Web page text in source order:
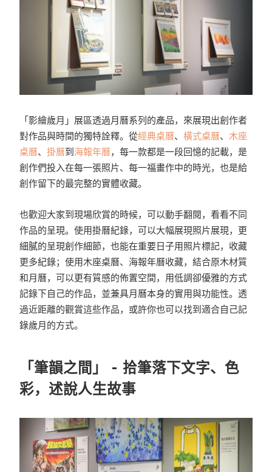
「影繪歲月」展區透過月曆系列的產品，來展現出創作者
對作品與時間的獨特詮釋。從經典桌曆、 橫式桌曆、 木座
桌曆、 掛曆到 海報年曆，每一款都是一段回憶的記載，是
創作們投入在每一張照片、每一福畫作中的時光，也是給
創作留下的最完整的實體收藏。
也歡迎大家到現場欣賞的時候，可以動手翻閱，看看不同
作品的呈現。使用掛曆紀錄，可以大幅展現照片展現，更
細膩的呈現創作細節，也能在重要日子用照片標記，收藏
更多紀錄；使用木座桌曆、海報年曆收藏，結合原木材質
和月曆，可以更有質感的佈置空間，用低調卻優雅的方式
記錄下自己的作品，並兼具月曆本身的實用與功能性。透
過近距離的觀賞這些作品，或許你也可以找到適合自己記
錄歲月的方式。
「筆韻之間」 - 拾筆落下文字、色
彩，述說人生故事